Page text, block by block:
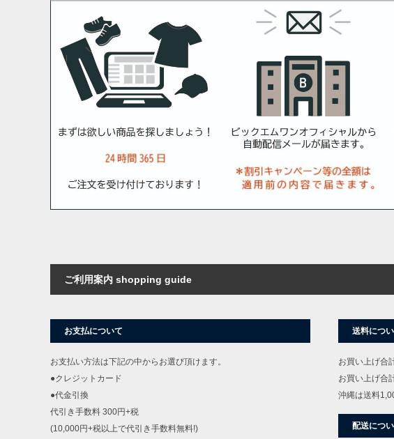
ご利用案内 shopping guide
お支払について
お支払い方法は下記の中からお選び頂けます。
●クレジットカード
●代金引換
代引き手数料 300円+税
(10,000円+税以上で代引き手数料無料!)
送料につ
お買い上げ合
お買い上げ合
沖縄は送料
配送につ